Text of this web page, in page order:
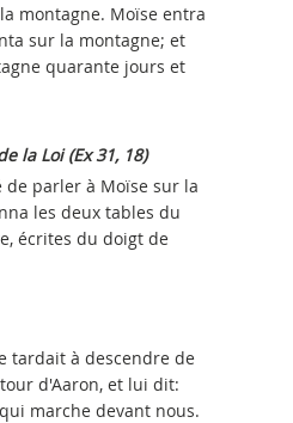
montagne. Moïse entra
sur la montagne; et
quarante jours et
la Loi (Ex 31, 18)
de parler à Moïse sur la
les deux tables du
écrites du doigt de
tardait à descendre de
d'Aaron, et lui dit:
marche devant nous.